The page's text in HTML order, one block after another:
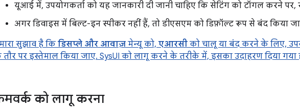
यूआई में, उपयोगकर्ता को यह जानकारी दी जानी चाहिए कि सेटिंग को टॉगल करने पर,
अगर डिवाइस में बिल्ट-इन स्पीकर नहीं हैं, तो डीएसएम को डिफ़ॉल्ट रूप से बंद किया
सुझाव है कि डिसप्ले और आवाज़ मेन्यू को, एआरसी को चालू या बंद करने के लिए,
पर इस्तेमाल किया जाए. SysUI को लागू करने के तरीके में, इसका उदाहरण दिया गया
को लागू करना